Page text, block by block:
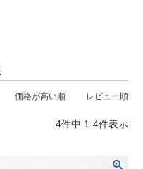
価格が高い順 レビュー順
4件中 1-4件表示